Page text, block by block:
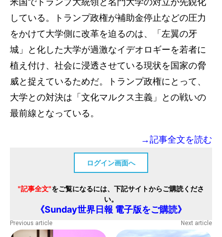
している。トランプ政権が補助金停止などの圧力
をかけて大学側に改革を迫るのは、「左翼の牙
城」と化した大学が過激なイデオロギーを若者に
植え付け、社会に浸透させている現状を国家の脅
威と捉えているためだ。トランプ政権にとって、
大学との対決は「文化マルクス主義」との戦いの
最前線となっている。
→記事全文を読む
ログイン画面へ
"記事全文"をご覧になるには、下記サイトからご購読くださ
い。
《Sunday世界日報 電子版をご購読》
Previous article Next article